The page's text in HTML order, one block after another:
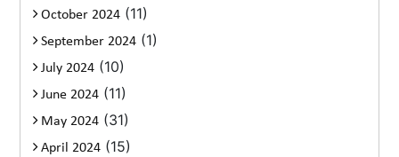
October 2024 (11)
September 2024 (1)
July 2024 (10)
June 2024 (11)
May 2024 (31)
April 2024 (15)